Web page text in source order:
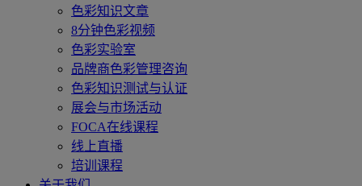
色彩知识文章
8分钟色彩视频
色彩实验室
品牌商色彩管理咨询
色彩知识测试与认证
展会与市场活动
FOCA在线课程
线上直播
培训课程